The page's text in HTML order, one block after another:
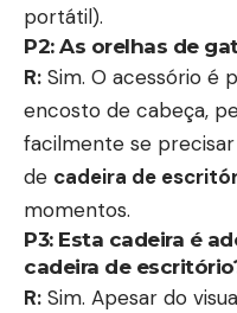
portátil).
P2: As orelhas de
R: Sim. O acessório é
encosto de cabeça,
facilmente se
de cadeira de
momentos.
P3: Esta cadeira é
cadeira de escritório
R: Sim. Apesar do